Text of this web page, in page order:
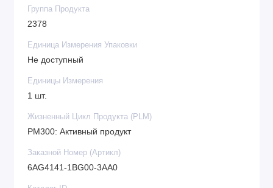
Группа Продукта
2378
Единица Измерения Упаковки
Не доступный
Единицы Измерения
1 шт.
Жизненный Цикл Продукта (PLM)
PM300: Активный продукт
Заказной Номер (Артикл)
6AG4141-1BG00-3AA0